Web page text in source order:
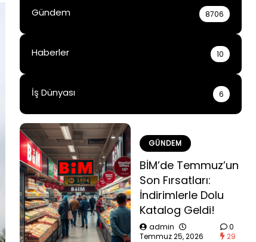
Gündem 8706
Haberler 10
İş Dünyası 6
GÜNDEM
BİM’de Temmuz’un
Son Fırsatları:
İndirimlerle Dolu
Katalog Geldi!
admin
Temmuz 25, 2026
0
29